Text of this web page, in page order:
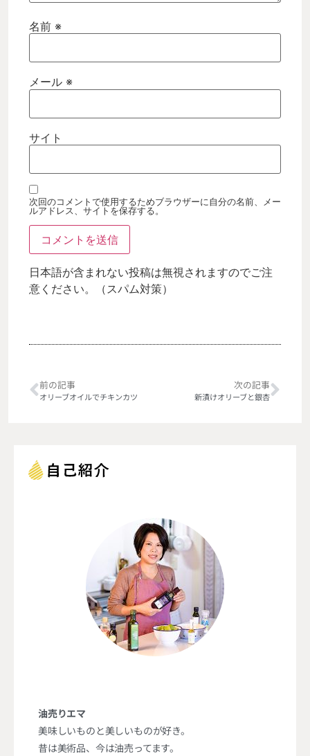
名前 ※
メール ※
サイト
次回のコメントで使用するためブラウザーに自分の名前、メー
ルアドレス、サイトを保存する。
日本語が含まれない投稿は無視されますのでご注
意ください。（スパム対策）
前の記事
オリーブオイルでチキンカツ
次の記事
新漬けオリーブと銀杏
油売りエマ
美味しいものと美しいものが好き。
昔は美術品、今は油売ってます。